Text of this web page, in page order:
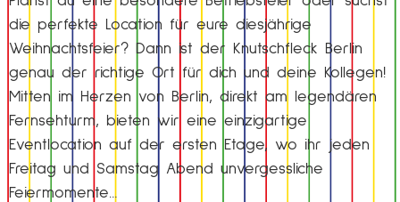
die perfekte Location für eure diesjährige
Weihnachtsfeier? Dann ist der Knutschfleck Berlin
genau der richtige Ort für dich und deine Kollegen!
Mitten im Herzen von Berlin, direkt am legendären
Fernsehturm, bieten wir eine einzigartige
Eventlocation auf der ersten Etage, wo ihr jeden
Freitag und Samstag Abend unvergessliche
Feiermomente…